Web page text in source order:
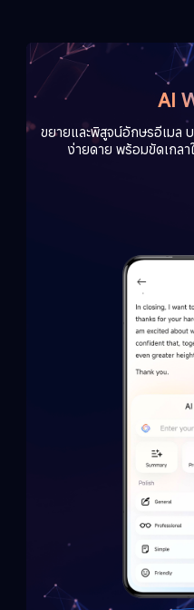
AI
ขยายและพิสูจน์อักษรอีเมล
ง่ายดาย พร้อมขัดเกล